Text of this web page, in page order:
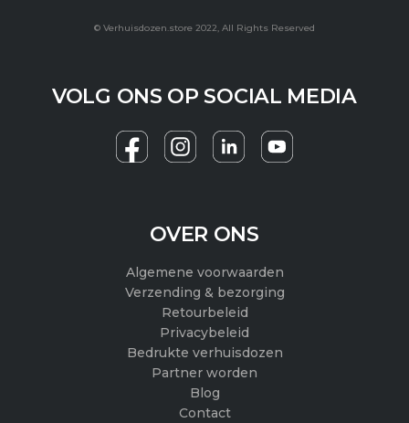
© Verhuisdozen.store 2022, All Rights Reserved
VOLG ONS OP SOCIAL MEDIA
F
a
b
o
k
I
n
t
a
g
r
a
m
Y
o
u
b
OVER ONS
Algemene voorwaarden
Verzending & bezorging
Retourbeleid
Privacybeleid
Bedrukte verhuisdozen
Partner worden
Blog
Contact